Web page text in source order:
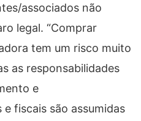
associados não
legal. “Comprar
tem um risco muito
as responsabilidades
e
fiscais são assumidas